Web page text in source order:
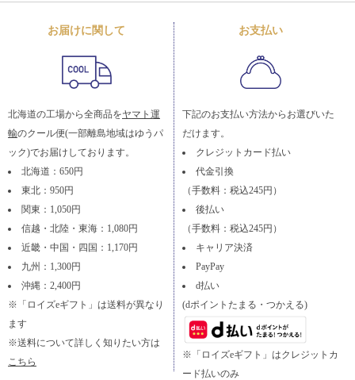
お届けに関して
北海道の工場から全商品をヤマト運
輸のクール便(一部離島地域はゆうパ
ック)でお届けしております。
北海道：650円
東北：950円
関東：1,050円
信越・北陸・東海：1,080円
近畿・中国・四国：1,170円
九州：1,300円
沖縄：2,400円
※「ロイズeギフト」は送料が異なり
ます
※送料について詳しく知りたい方は
こちら
お支払い
下記のお支払い方法からお選びいた
だけます。
クレジットカード払い
代金引換
（手数料：税込245円）
後払い
（手数料：税込245円）
キャリア決済
PayPay
d払い
(dポイントたまる・つかえる)
※「ロイズeギフト」はクレジットカ
ード払いのみ